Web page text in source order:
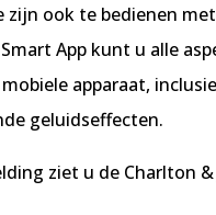
zijn ook te bedienen
App kunt u alle
apparaat,
geluidseffecten.
ziet u de Charlton &